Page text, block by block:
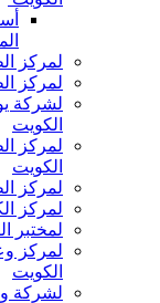
لمركز
لمركز
لشركة
الكويت
لمركز
الكويت
لمركز
لمركز
لمختبر
لمركز
الكويت
لشركة